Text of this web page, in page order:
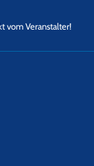
vom Veranstalter!